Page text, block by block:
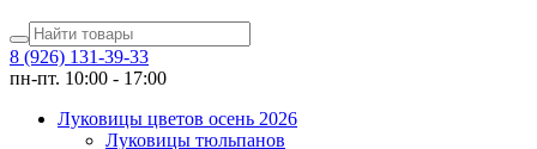
8 (926) 131-39-33
пн-пт. 10:00 - 17:00
Луковицы цветов осень 2026
Луковицы тюльпанов